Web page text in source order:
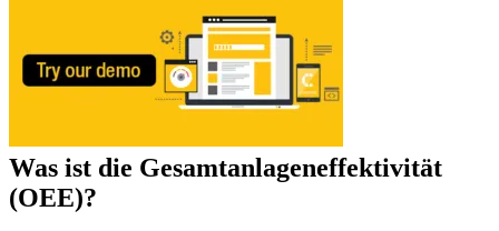
Vollständiger Lehrplan, alle Niveaus
DIENSTLEISTUNGEN
Implementierungsservices
Wertschöpfung in 30, 60, 90 Tagen
EMPFOHLEN
Ressourcencenter
Was ist die Gesamtanlageneffektivität
(OEE)?